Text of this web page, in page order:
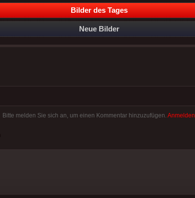
Bilder des Tages
Neue Bilder
Bitte melden Sie sich an, um einen Kommentar hinzuzufügen. Anmelden